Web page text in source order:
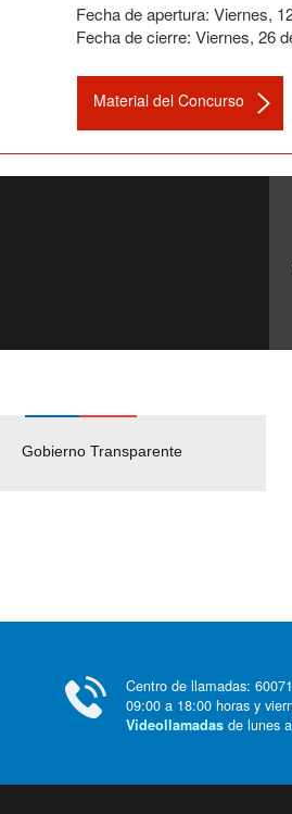
Fecha de apertura: Viernes,
Fecha de cierre: Viernes, 26
Material del Concurso
Gobierno Transparente
Centro de llamadas:
09:00 a 18:00 horas y
Videollamadas de lunes